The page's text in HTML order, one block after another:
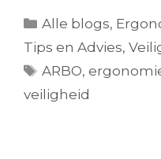
Alle blogs,
Tips en Advies,
ARBO,
veiligheid